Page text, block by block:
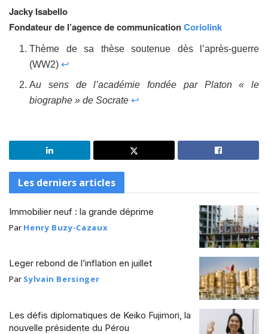
Jacky Isabello
Fondateur de l’agence de communicationCoriolink
Thème de sa thèse soutenue dès l’après-guerre
(WW2) ↩
Au sens de l’académie fondée par Platon « le
biographe » de Socrate ↩
Les derniers articles
Immobilier neuf : la grande déprime
Par Henry Buzy-Cazaux
Leger rebond de l’inflation en juillet
Par Sylvain Bersinger
Les défis diplomatiques de Keiko Fujimori, la
nouvelle présidente du Pérou